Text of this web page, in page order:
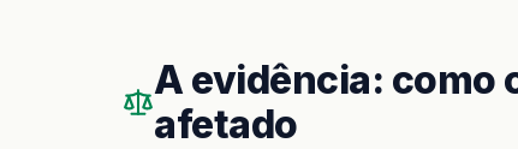
A evidência: como
afetado